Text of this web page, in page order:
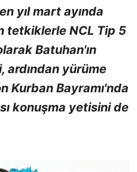
yıl mart ayında
tetkiklerle NCL Tip 5
Batuhan'ın
yürüme
Kurban Bayramı'nda
konuşma yetisini de